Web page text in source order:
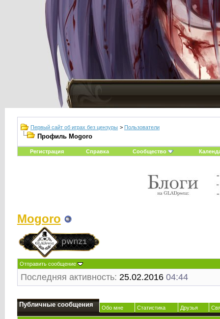
Первый сайт об играх без цензуры > Пользователи
Профиль Mogoro
Регистрация Справка Сообщество
Mogoro
Отправить сообщение
Последняя активность: 25.02.2016 04:44
Публичные сообщения Обо мне Статистика Друзья